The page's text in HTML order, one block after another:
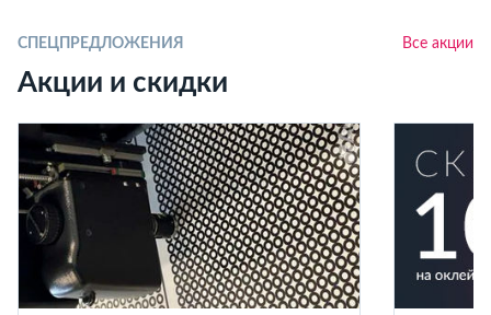
СПЕЦПРЕДЛОЖЕНИЯ Все акции
Акции и скидки